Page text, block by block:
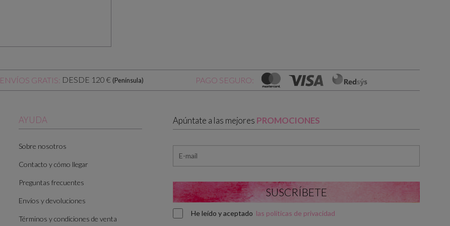
ENVÍOS GRATIS: DESDE 120 € (Península) PAGO SEGURO:
AYUDA
Sobre nosotros
Contacto y cómo llegar
Preguntas frecuentes
Envíos y devoluciones
Términos y condiciones de venta
Apúntate a las mejores PROMOCIONES
He leído y aceptado las políticas de privacidad